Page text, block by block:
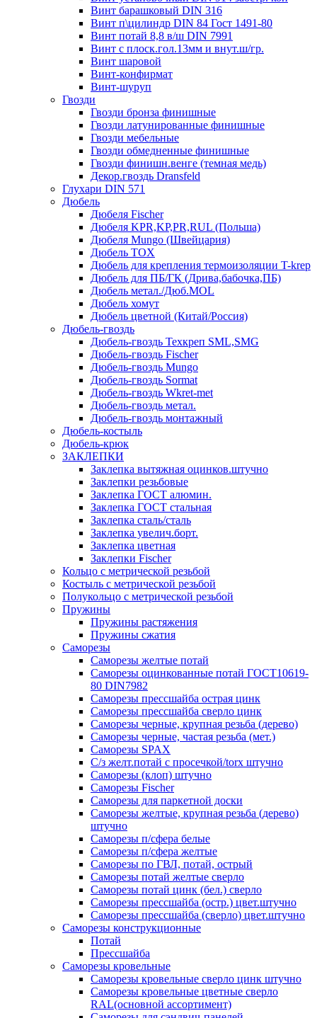
Винт барашковый DIN 316
Винт п\цилиндр DIN 84 Гост 1491-80
Винт потай 8,8 в/ш DIN 7991
Винт с плоск.гол.13мм и внут.ш/гр.
Винт шаровой
Винт-конфирмат
Винт-шуруп
Гвозди
Гвозди бронза финишные
Гвозди латунированные финишные
Гвозди мебельные
Гвозди обмедненные финишные
Гвозди финишн.венге (темная медь)
Декор.гвоздь Dransfeld
Глухари DIN 571
Дюбель
Дюбеля Fischer
Дюбеля KPR,KP,PR,RUL (Польша)
Дюбеля Mungo (Швейцария)
Дюбель TOX
Дюбель для крепления термоизоляции T-krep
Дюбель для ПБ/ГК (Дрива,бабочка,ПБ)
Дюбель метал./Дюб.MOL
Дюбель хомут
Дюбель цветной (Китай/Россия)
Дюбель-гвоздь
Дюбель-гвоздь Техкреп SML,SMG
Дюбель-гвоздь Fischer
Дюбель-гвоздь Mungo
Дюбель-гвоздь Sormat
Дюбель-гвоздь Wkret-met
Дюбель-гвоздь метал.
Дюбель-гвоздь монтажный
Дюбель-костыль
Дюбель-крюк
ЗАКЛЕПКИ
Заклепка вытяжная оцинков.штучно
Заклепки резьбовые
Заклепка ГОСТ алюмин.
Заклепка ГОСТ стальная
Заклепка сталь/сталь
Заклепка увелич.борт.
Заклепка цветная
Заклепки Fischer
Кольцо с метрической резьбой
Костыль с метрической резьбой
Полукольцо с метрической резьбой
Пружины
Пружины растяжения
Пружины сжатия
Саморезы
Саморезы желтые потай
Саморезы оцинкованные потай ГОСТ10619-
80 DIN7982
Саморезы прессшайба острая цинк
Саморезы прессшайба сверло цинк
Саморезы черные, крупная резьба (дерево)
Саморезы черные, частая резьба (мет.)
Cаморезы SPAX
С/з желт.потай с просечкой/torx штучно
Саморезы (клоп) штучно
Саморезы Fischer
Саморезы для паркетной доски
Саморезы желтые, крупная резьба (дерево)
штучно
Саморезы п/сфера белые
Саморезы п/сфера желтые
Саморезы по ГВЛ, потай, острый
Саморезы потай желтые сверло
Саморезы потай цинк (бел.) сверло
Саморезы прессшайба (остр.) цвет.штучно
Саморезы прессшайба (сверло) цвет.штучно
Саморезы конструкционные
Потай
Прессшайба
Саморезы кровельные
Саморезы кровельные сверло цинк штучно
Саморезы кровельные цветные сверло
RAL(основной ассортимент)